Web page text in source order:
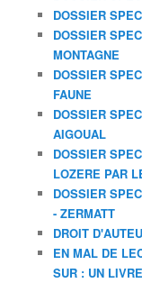
DOSSIER
DOSSIER
MONTAGNE
DOSSIER
FAUNE
DOSSIER
AIGOUAL
DOSSIER
LOZERE PAR
DOSSIER
- ZERMATT
DROIT
EN MAL DE
SUR : UN